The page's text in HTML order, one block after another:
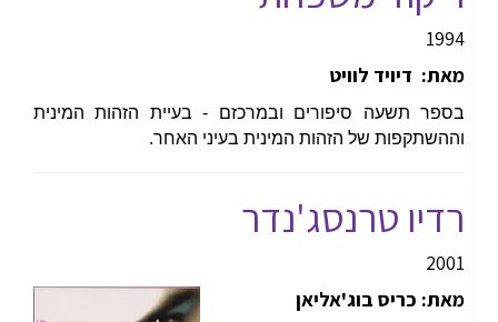
1994
מאת: דיויד לוויט
בספר תשעה סיפורים ובמרכזם - בעיית הזהות המינית
וההשתקפות של הזהות המינית בעיני האחר.
רדיו טרנסג'נדר
2001
מאת: כריס בוג'אליאן